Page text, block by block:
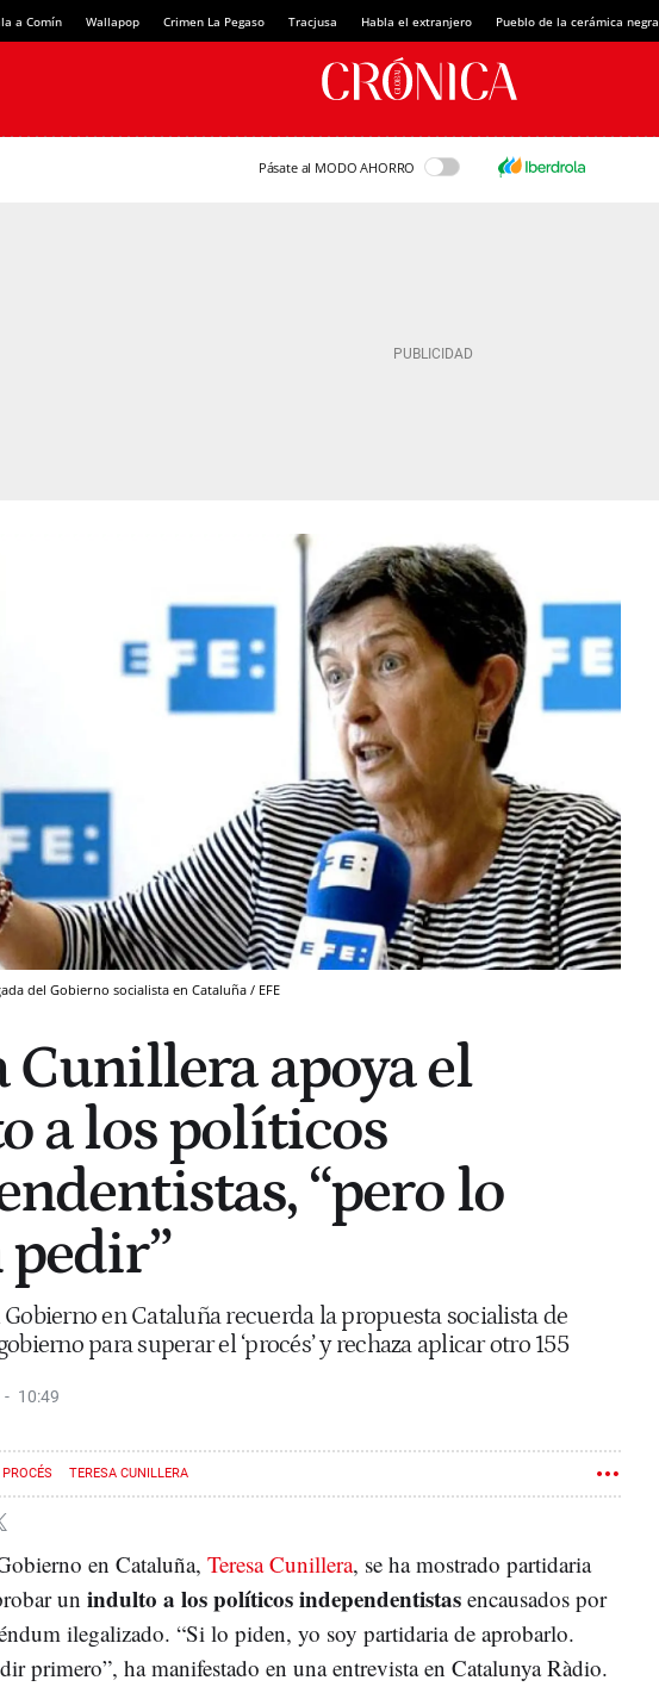
a Comín Wallapop Crimen La Pegaso Tracjusa Habla el extranjero Pueblo de la cerámica negra
Pásate al MODO AHORRO
del Gobierno socialista en Cataluña / EFE
Cunillera apoya el
a los políticos
“pero lo
pedir”
Gobierno en Cataluña recuerda la propuesta socialista de
para superar el ‘procés’ y rechaza aplicar otro 155
10:49
PROCÉS TERESA CUNILLERA
en Cataluña, Teresa Cunillera, se ha mostrado partidaria
un indulto a los políticos independentistas encausados por
ilegalizado. “Si lo piden, yo soy partidaria de aprobarlo.
primero”, ha manifestado en una entrevista en Catalunya Ràdio.